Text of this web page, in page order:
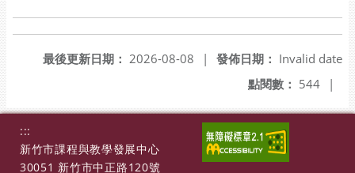
發佈日期： Invalid date
最後更新日期： 2026-08-08
|
點閱數： 544 |
:::
新竹市課程與教學發展中心
30051 新竹市中正路120號